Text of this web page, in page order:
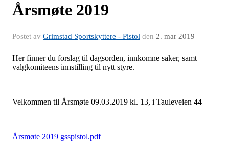
Årsmøte 2019
Postet av Grimstad Sportskyttere - Pistol den 2. mar 2019
Her finner du forslag til dagsorden, innkomne saker, samt
valgkomiteens innstilling til nytt styre.
Velkommen til Årsmøte 09.03.2019 kl. 13, i Tauleveien 44
Årsmøte 2019 gsspistol.pdf